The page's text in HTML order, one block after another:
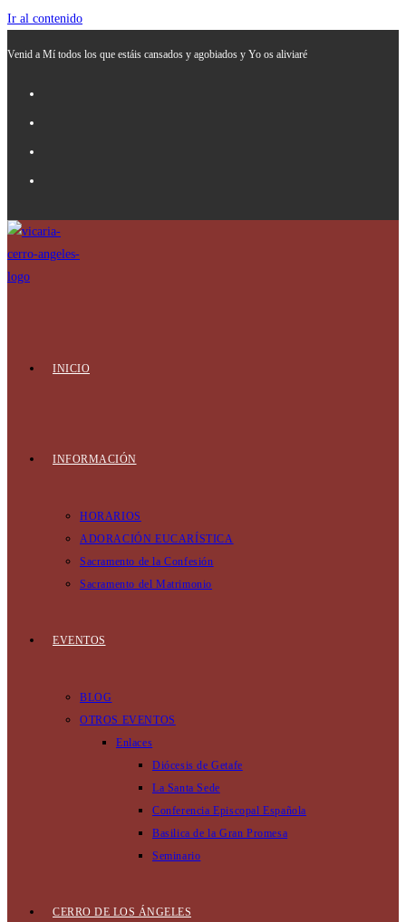
Ir al contenido
Venid a Mí todos los que estáis cansados y agobiados y Yo os aliviaré
INICIO
INFORMACIÓN
HORARIOS
ADORACIÓN EUCARÍSTICA
Sacramento de la Confesión
Sacramento del Matrimonio
EVENTOS
BLOG
OTROS EVENTOS
Enlaces
Diócesis de Getafe
La Santa Sede
Conferencia Episcopal Española
Basilica de la Gran Promesa
Seminario
CERRO DE LOS ÁNGELES